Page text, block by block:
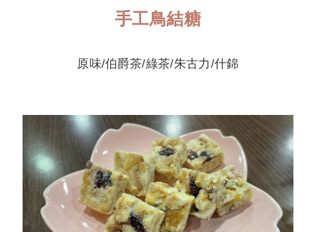
手工鳥結糖
原味/伯爵茶/綠茶/朱古力/什錦